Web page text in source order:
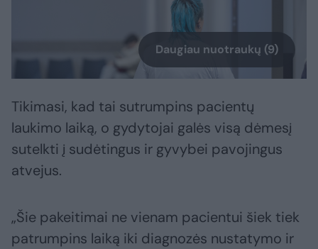
Daugiau nuotraukų (9)
Tikimasi, kad tai sutrumpins pacientų
laukimo laiką, o gydytojai galės visą dėmesį
sutelkti į sudėtingus ir gyvybei pavojingus
atvejus.
„Šie pakeitimai ne vienam pacientui šiek tiek
patrumpins laiką iki diagnozės nustatymo ir